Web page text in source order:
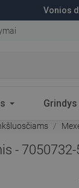
Vonios
Grindys
- 7050732-